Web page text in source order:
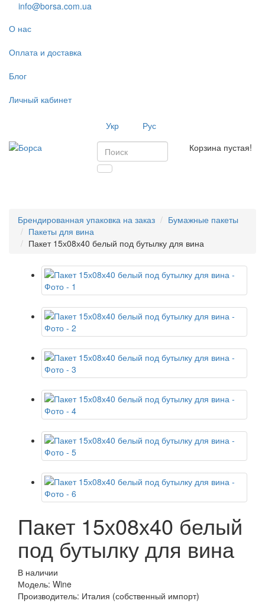
info@borsa.com.ua
О нас
Оплата и доставка
Блог
Личный кабинет
Укр
Рус
Корзина пустая!
Брендированная упаковка на заказ
Бумажные пакеты
Пакеты для вина
Пакет 15х08х40 белый под бутылку для вина
Пакет 15х08х40 белый
под бутылку для вина
В наличии
Модель: Wine
Производитель: Италия (собственный импорт)